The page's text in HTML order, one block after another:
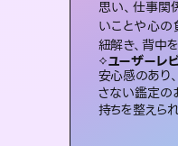
思い、仕事関
いことや心の
紐解き、背中
ユーザーレ
安心感のあり
さない鑑定の
持ちを整えら
体的な対
ユーザ
複雑な背
いただけ
た（50代
寧に
ユ
鑑定
動す
とう
未来
打